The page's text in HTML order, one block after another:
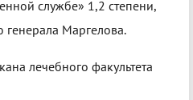
службе» 1,2 степени,
Маргелова.
лечебного факультета